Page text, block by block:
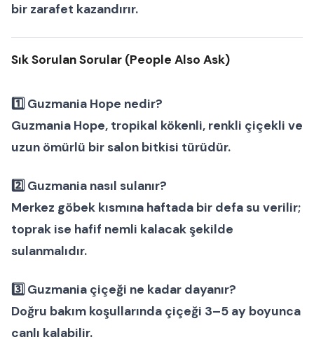
bir zarafet kazandırır.
Sık Sorulan Sorular (People Also Ask)
1️⃣ Guzmania Hope nedir?
Guzmania Hope, tropikal kökenli, renkli çiçekli ve
uzun ömürlü birsalon bitkisi türüdür.
2️⃣ Guzmania nasıl sulanır?
Merkez göbek kısmına haftada bir defa su verilir;
toprak ise hafif nemli kalacak şekilde
sulanmalıdır.
3️⃣ Guzmania çiçeği ne kadar dayanır?
Doğru bakım koşullarında çiçeği 3–5 ay boyunca
canlı kalabilir.